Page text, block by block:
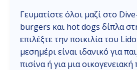
Γευματίστε όλοι μαζί στο
burgers και hot dogs δίπλα
επιλέξτε την ποικιλία του
μεσημέρι είναι ιδανικό για
πισίνα ή για μια